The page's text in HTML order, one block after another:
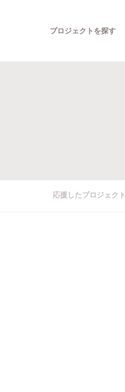
プロジェクトを探す
応援したプロジェクト